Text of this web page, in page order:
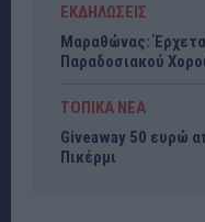
ΕΚΔΗΛΩΣΕΙΣ
Μαραθώνας:
Παραδοσιακού
ΤΟΠΙΚΑ ΝΕΑ
Giveaway 50 ευρώ
Πικέρμι